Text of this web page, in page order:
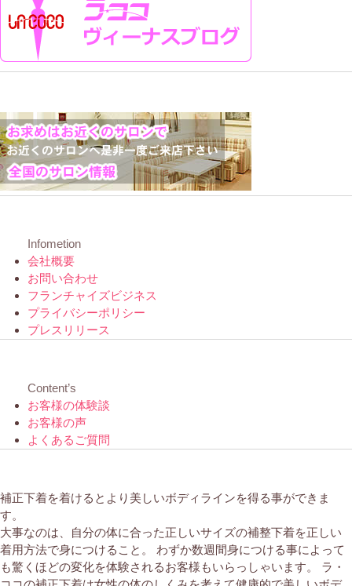
Infometion
会社概要
お問い合わせ
フランチャイズビジネス
プライバシーポリシー
プレスリリース
Content’s
お客様の体験談
お客様の声
よくあるご質問
補正下着を着けるとより美しいボディラインを得る事ができま
す。
大事なのは、自分の体に合った正しいサイズの補整下着を正しい
着用方法で身につけること。 わずか数週間身につける事によって
も驚くほどの変化を体験されるお客様もいらっしゃいます。 ラ・